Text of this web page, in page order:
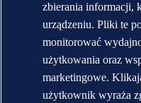
zbierania informacji,
urządzeniu. Pliki te
monitorować
użytkowania oraz
marketingowe.
użytkownik wyraża